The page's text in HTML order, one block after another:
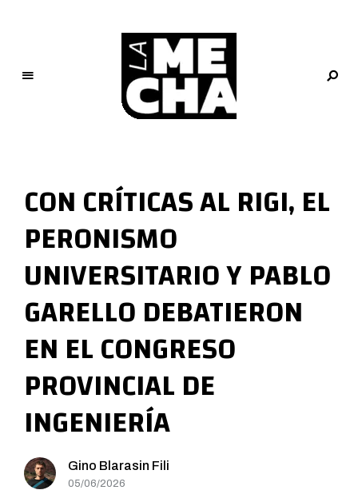
M
e
c
h
a
PERIODISMO DIGITAL
CON CRÍTICAS AL RIGI, EL
PERONISMO
UNIVERSITARIO Y PABLO
GARELLO DEBATIERON
EN EL CONGRESO
PROVINCIAL DE
INGENIERÍA
Gino Blarasin Fili
05/06/2026